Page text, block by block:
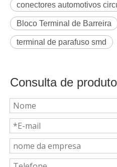
conectores automotivos
Bloco Terminal de Barreira
terminal de parafuso smd
Consulta de produto